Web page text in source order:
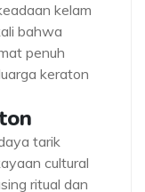
kelam
bahwa
penuh
keraton
tarik
cultural
ritual dan